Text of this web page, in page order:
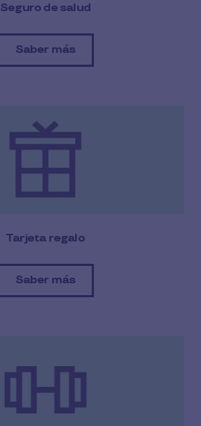
Seguro de salud
Saber más
Tarjeta regalo
Saber más